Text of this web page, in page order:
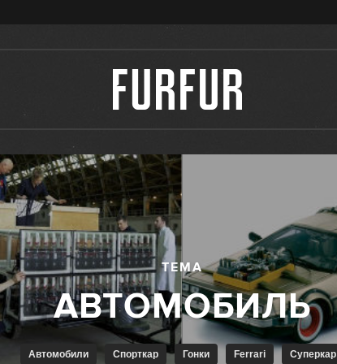
ТЕМА
Автомобили Спорткар Гонки Ferrari Суперкар